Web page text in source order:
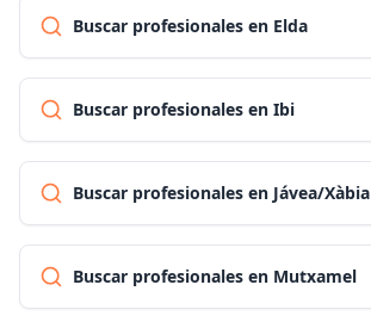
Buscar profesionales en Elda
Buscar profesionales en Ibi
Buscar profesionales en Jávea/Xàbia
Buscar profesionales en Mutxamel